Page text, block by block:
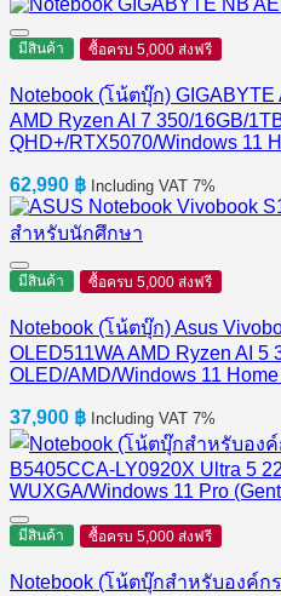
มีสินค้า ซื้อครบ 5,000 ส่งฟรี
Notebook (โน้ตบุ๊ก)
AMD Ryzen AI 7 350/16GB/
QHD+/RTX5070/Windows 11
62,990 ฿ Including VAT 7%
มีสินค้า ซื้อครบ 5,000 ส่งฟรี
Notebook (โน้ตบุ๊ก) Asus
OLED511WA AMD Ryzen AI 5
OLED/AMD/Windows 11
37,900 ฿ Including VAT 7%
มีสินค้า ซื้อครบ 5,000 ส่งฟรี
Notebook (โน้ตบุ๊กสำหรับองค์ก